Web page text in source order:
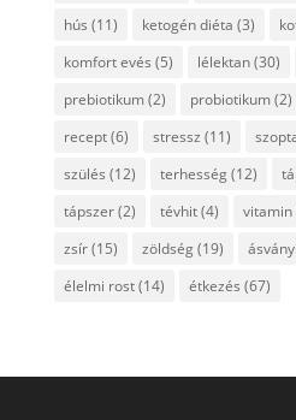
hús (11) ketogén diéta (3)
komfort evés (5) lélektan(30)
prebiotikum(2) probiotikum(2)
recept(6) stressz (11)
szülés (12) terhesség(12)
tápszer(2) tévhit(4) vitamin
zsír(15) zöldség(19)
élelmi rost(14) étkezés (67)